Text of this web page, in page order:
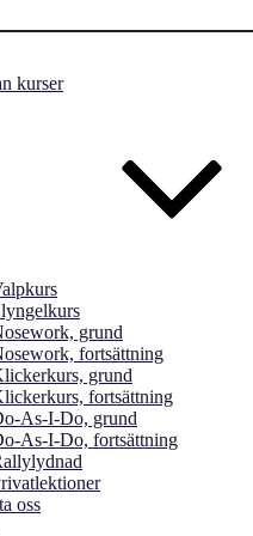
kurser
grund
fortsättning
grund
fortsättning
As-I-Do, grund
As-I-Do, fortsättning
oss